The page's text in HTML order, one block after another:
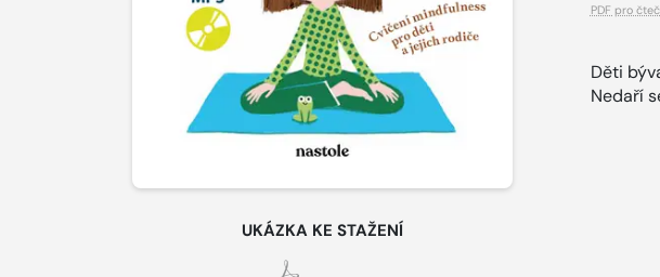
UKÁZKA KE STAŽENÍ
PDF pro
Děti
Nedaří